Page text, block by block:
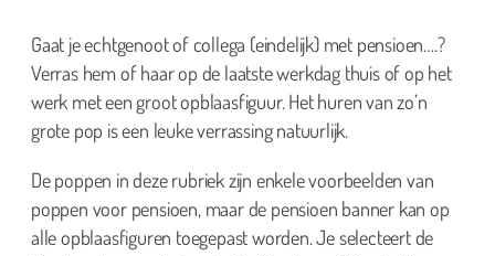
Gaat je echtgenoot of collega (eindelijk) met pensioen….?
Verras hem of haar op de laatste werkdag thuis of op het
werk met een groot opblaasfiguur. Het huren van zo’n
grote pop is een leuke verrassing natuurlijk.
De poppen in deze rubriek zijn enkele voorbeelden van
poppen voor pensioen, maar de pensioen banner kan op
alle opblaasfiguren toegepast worden. Je selecteert de